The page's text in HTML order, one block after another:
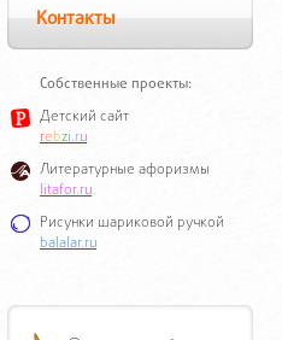
Контакты
Собственные проекты:
Детский сайт
rebzi.ru
Литературные афоризмы
litafor.ru
Рисунки шариковой ручкой
balalar.ru